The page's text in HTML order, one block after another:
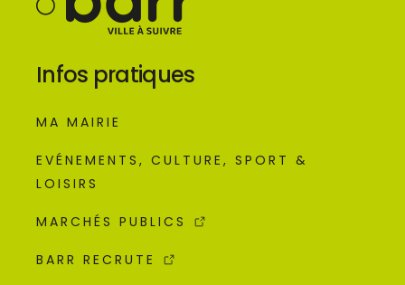
Infos pratiques
MA MAIRIE
EVÉNEMENTS, CULTURE, SPORT &
LOISIRS
MARCHÉS PUBLICS
BARR RECRUTE